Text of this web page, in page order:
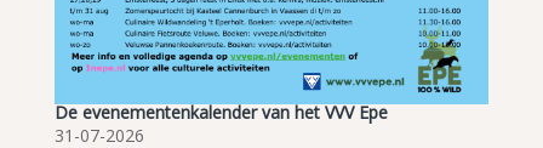
De evenementenkalender van het VVV Epe
31-07-2026